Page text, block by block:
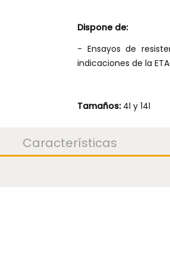
Dispone de:
- Ensayos de
indicaciones de la
Tamaños: 4l y 14l
Características